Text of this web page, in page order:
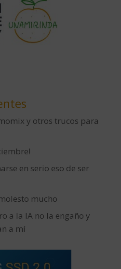
y otros trucos para
en serio eso de ser
mucho
a la IA no la engaño y
a mí